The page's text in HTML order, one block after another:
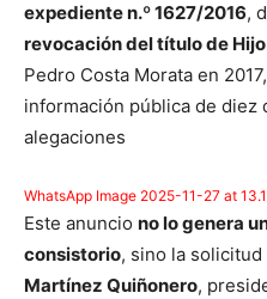
expediente n.º 1627/2016,
revocación del título de
Pedro Costa Morata en
información pública de diez
alegaciones
WhatsApp Image 2025-11-27 at
Este anuncio no lo genera
consistorio, sino la
Martínez Quiñonero,